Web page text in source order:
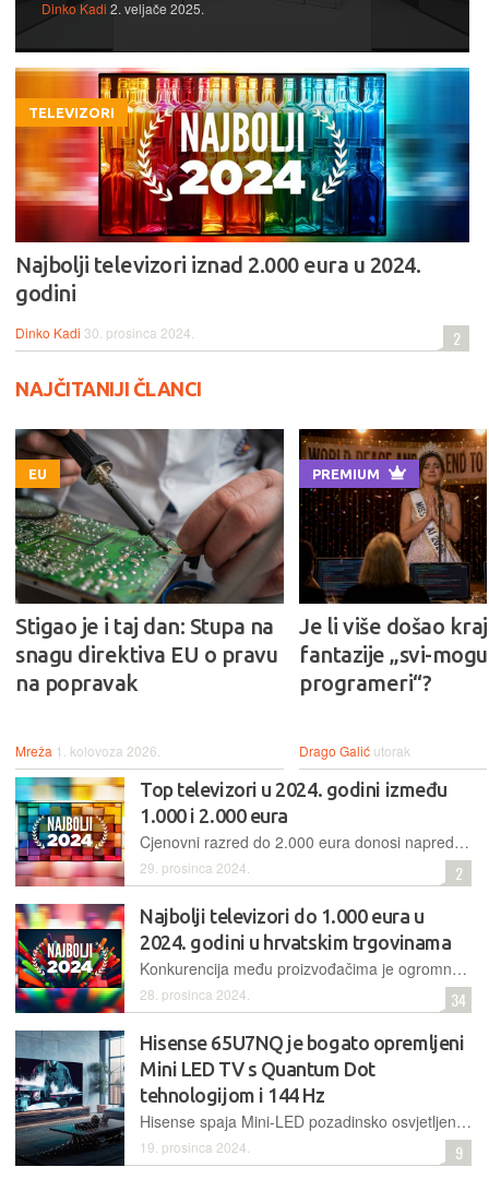
Dinko Kadi 2. veljače 2025.
TELEVIZORI
Najbolji televizori iznad 2.000 eura u 2024.
godini
Dinko Kadi 30. prosinca 2024. 2
NAJČITANIJI ČLANCI
EU
Stigao je i taj dan: Stupa na
snagu direktiva EU o pravu
na popravak
Mreža 1. kolovoza 2026.
PREMIUM
Je li više došao kraj
fantazije „svi-
programeri“?
Drago Galić utorak
Top televizori u 2024. godini između
1.000 i 2.000 eura
Cjenovni razred do 2.000 eura donosi naprednije tehnologije, pa možemo pronaći QD-OLED i Mini-LED televizore, a moguće je nabaviti i vrlo velike dijagonale, čak i od 100''
29. prosinca 2024. 2
Najbolji televizori do 1.000 eura u
2024. godini u hrvatskim trgovinama
Konkurencija među proizvođačima je ogromna, što koristi kupcima jer se i u nižim cjenovnim rangovima vodi borba naprednim opcijama i tehnologijama. Odluka o kupnji novog TV-a ima svoje višegodišnje posljedice, pa smo nastojali odabrati modele koji u cjenovnom rangu do 1000 eura donose napredne funkcionalnosti, ističu se veličinom ili nekom drugom ključnom opcijom
28. prosinca 2024. 34
Hisense 65U7NQ je bogato opremljeni
Mini LED TV s Quantum Dot
tehnologijom i 144 Hz
Hisense spaja Mini-LED pozadinsko osvjetljenje, Quantum Dot tehnologiju s 144-hercnim osvježavanjem, nadprosječnim audio sustavom te širokom podrškom za HDR i igranje – sve to u cjenovno povoljnom paketu
19. prosinca 2024. 9